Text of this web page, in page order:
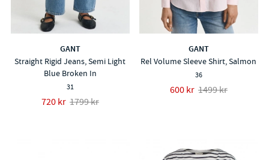
GANT
Straight Rigid Jeans, Semi Light
Blue Broken In
31
720 kr 1799 kr
GANT
Rel Volume Sleeve Shirt, Salmon
36
600 kr 1499 kr